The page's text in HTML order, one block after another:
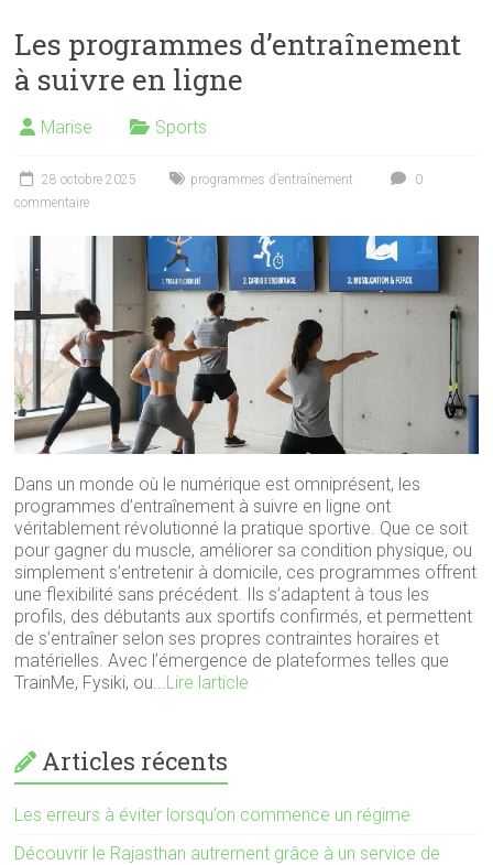
Les programmes d’entraînement
à suivre en ligne
Marise Sports
28 octobre 2025 programmes d’entraînement
0
commentaire
Dans un monde où le numérique est omniprésent, les
programmes d’entraînement à suivre en ligne ont
véritablement révolutionné la pratique sportive. Que ce soit
pour gagner du muscle, améliorer sa condition physique, ou
simplement s’entretenir à domicile, ces programmes offrent
une flexibilité sans précédent. Ils s’adaptent à tous les
profils, des débutants aux sportifs confirmés, et permettent
de s’entraîner selon ses propres contraintes horaires et
matérielles. Avec l’émergence de plateformes telles que
TrainMe, Fysiki, ou...Lire larticle
Articles récents
Les erreurs à éviter lorsqu’on commence un régime
Découvrir le Rajasthan autrement grâce à un service de